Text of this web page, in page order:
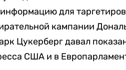
для
кампании
Цукерберг давал
США и в